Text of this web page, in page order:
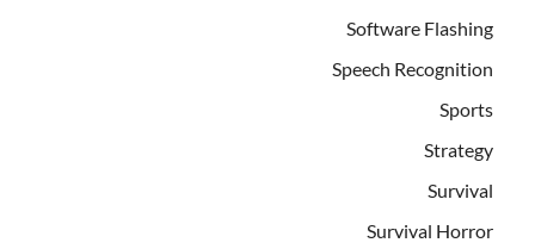
Software Flashing
Speech Recognition
Sports
Strategy
Survival
Survival Horror